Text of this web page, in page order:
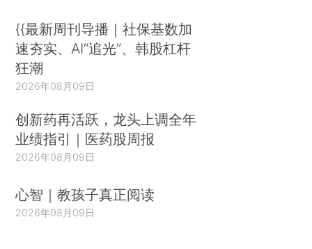
{{最新周刊导播｜社保基数加
速夯实、AI“追光”、韩股杠杆
狂潮
2026年08月09日
创新药再活跃，龙头上调全年
业绩指引｜医药股周报
2026年08月09日
心智｜教孩子真正阅读
2026年08月09日